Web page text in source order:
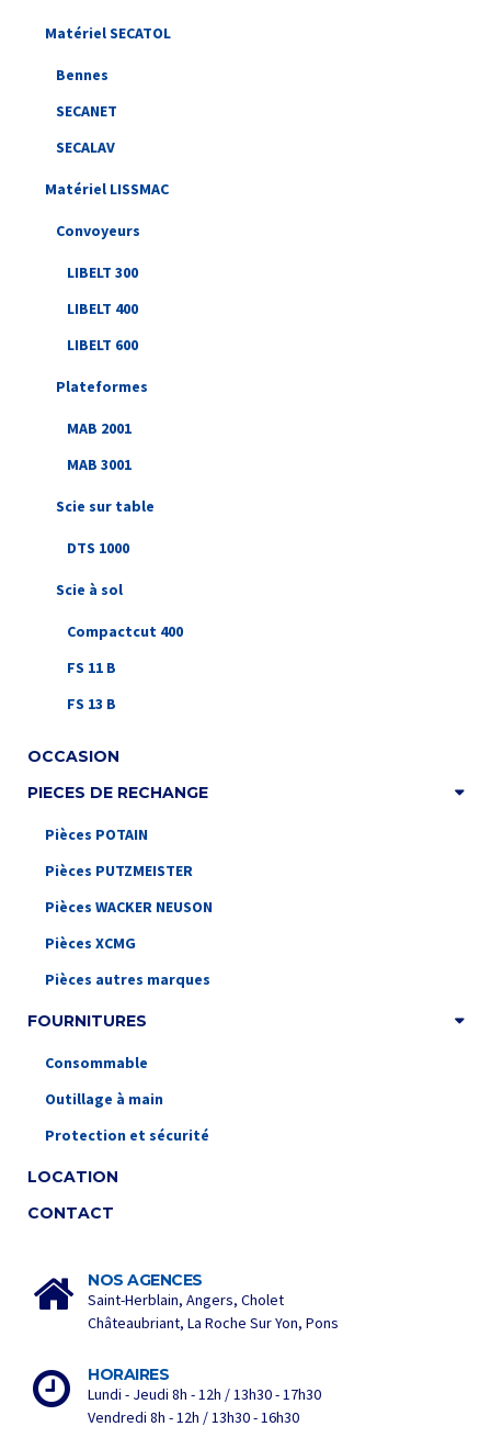
Matériel SECATOL
Bennes
SECANET
SECALAV
Matériel LISSMAC
Convoyeurs
LIBELT 300
LIBELT 400
LIBELT 600
Plateformes
MAB 2001
MAB 3001
Scie sur table
DTS 1000
Scie à sol
Compactcut 400
FS 11 B
FS 13 B
OCCASION
PIECES DE RECHANGE
Pièces POTAIN
Pièces PUTZMEISTER
Pièces WACKER NEUSON
Pièces XCMG
Pièces autres marques
FOURNITURES
Consommable
Outillage à main
Protection et sécurité
LOCATION
CONTACT
NOS AGENCES
Saint-Herblain, Angers, Cholet
Châteaubriant, La Roche Sur Yon, Pons
HORAIRES
Lundi - Jeudi 8h - 12h / 13h30 - 17h30
Vendredi 8h - 12h / 13h30 - 16h30